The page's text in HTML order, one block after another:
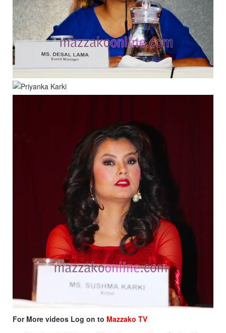
For More videos Log on to Mazzako TV